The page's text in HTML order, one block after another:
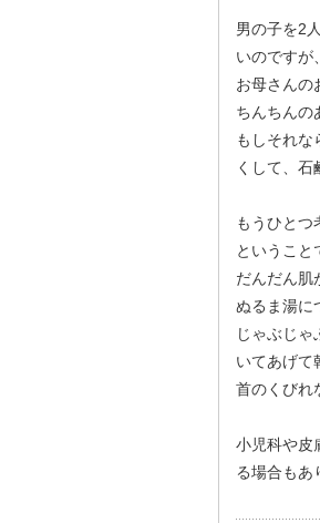
男の子を2
いのですが
お母さんの
ちんちんの
もしそれな
くして、石
もうひとつ
ということ
だんだん肌
ぬるま湯に
じゃぶじ
いてあげて
首のくびれ
小児科や皮
る場合もあ